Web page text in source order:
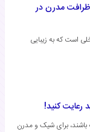
مدرن در
است که به زیبایی
رعایت کنید!
باشند، برای شیک و مدرن